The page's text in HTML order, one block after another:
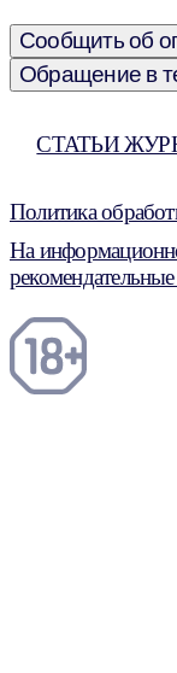
Сообщить об
Обращение в
СТАТЬИ
Политика
На